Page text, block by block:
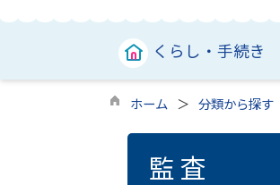
くらし・手続き
ホーム 分類から探す
監査